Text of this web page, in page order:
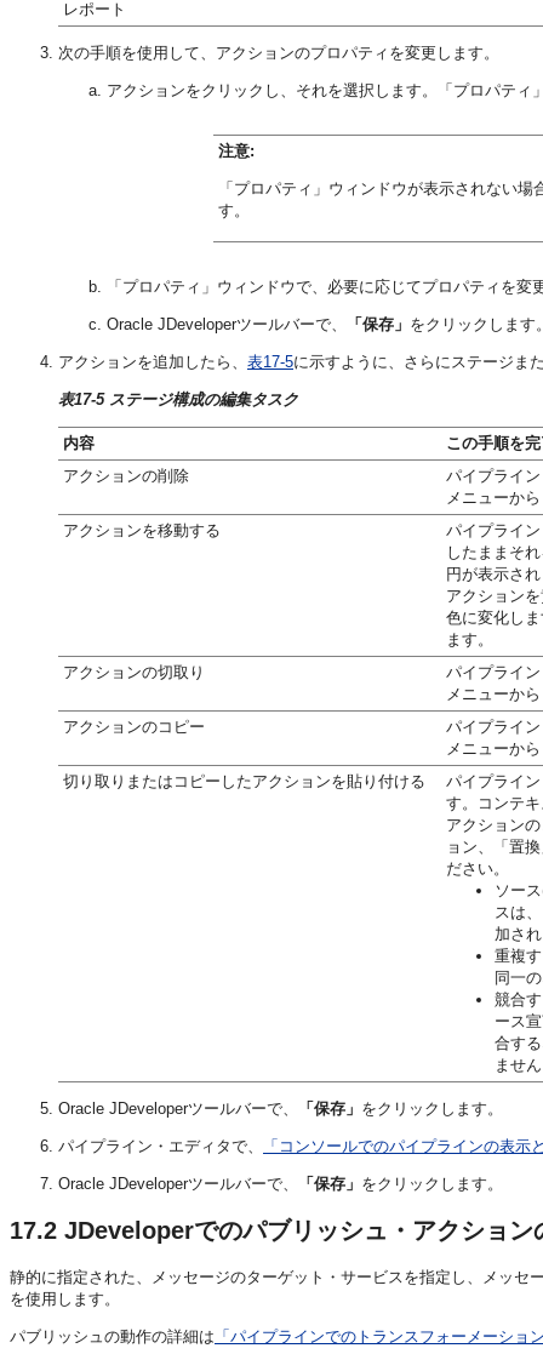
レポート
次の手順を使用して、アクションのプロパティを変更します。
アクションをクリックし、それを選択します。「プロパテ
注意:
「プロパティ」ウィンドウが表示されない場
す。
「プロパティ」ウィンドウで、必要に応じてプロパティを変
Oracle JDeveloperツールバーで、 「保存」 をクリックします
アクションを追加したら、 表17-5に示すように、さらにステージま
表17-5 ステージ構成の編集タスク
内容
この手順を
アクションの削除
パイプライ
メニューから
アクションを移動する
パイプライ
したままそ
円が表示さ
アクション
色に変化し
ます。
アクションの切取り
パイプライ
メニューから
アクションのコピー
パイプライ
メニューから
切り取りまたはコピーしたアクションを貼り付ける
パイプライ
す。コンテ
アクション
ョン、
「置
ださい。
ソー
スは
加さ
重複
同一
競合
ース
合す
ませ
Oracle JDeveloperツールバーで、 「保存」 をクリックします。
パイプライン・エディタで、 「コンソールでのパイプラインの表示
Oracle JDeveloperツールバーで、 「保存」 をクリックします。
17.2 JDeveloperでのパブリッシュ・アクション
静的に指定された、メッセージのターゲット・サービスを指定し、メッ
を使用します。
パブリッシュの動作の詳細は 「パイプラインでのトランスフォーメーショ